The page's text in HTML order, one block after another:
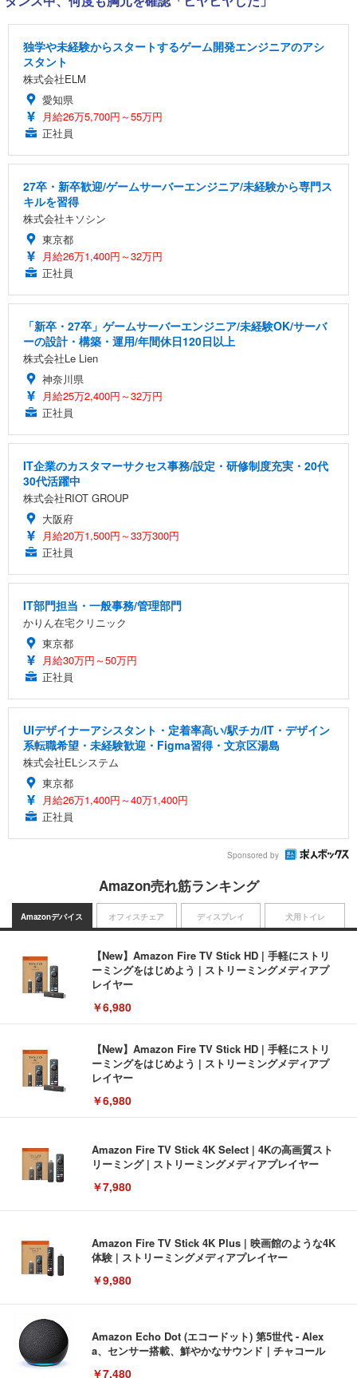
独学や未経験からスタートするゲーム開発エンジニアのアシ
スタント
株式会社ELM
愛知県
月給26万5,700円～55万円
正社員
27卒・新卒歓迎/ゲームサーバーエンジニア/未経験から専門ス
キルを習得
株式会社キソシン
東京都
月給26万1,400円～32万円
正社員
「新卒・27卒」ゲームサーバーエンジニア/未経験OK/サーバ
ーの設計・構築・運用/年間休日120日以上
株式会社Le Lien
神奈川県
月給25万2,400円～32万円
正社員
IT企業のカスタマーサクセス事務/設定・研修制度充実・20代
30代活躍中
株式会社RIOT GROUP
大阪府
月給20万1,500円～33万300円
正社員
IT部門担当・一般事務/管理部門
かりん在宅クリニック
東京都
月給30万円～50万円
正社員
UIデザイナーアシスタント・定着率高い/駅チカ/IT・デザイン
系転職希望・未経験歓迎・Figma習得・文京区湯島
株式会社ELシステム
東京都
月給26万1,400円～40万1,400円
正社員
Sponsored by
Amazon売れ筋ランキング
Amazonデバイス
【New】Amazon Fire TV Stick HD | 手軽にストリ
ーミングをはじめよう | ストリーミングメディアプ
レイヤー
￥6,980
【New】Amazon Fire TV Stick HD | 手軽にストリ
ーミングをはじめよう | ストリーミングメディアプ
レイヤー
￥6,980
Amazon Fire TV Stick 4K Select | 4Kの高画質スト
リーミング | ストリーミングメディアプレイヤー
￥7,980
Amazon Fire TV Stick 4K Plus | 映画館のような4K
体験 | ストリーミングメディアプレイヤー
￥9,980
Amazon Echo Dot (エコードット) 第5世代 - Alex
a、センサー搭載、鮮やかなサウンド｜チャコール
￥7,480
オフィスチェア ディスプレイ 犬用トイレ